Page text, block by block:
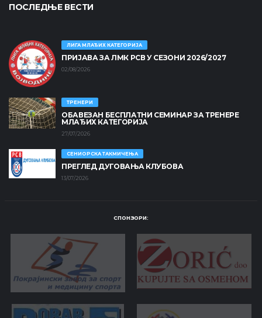
ПОСЛЕДЊЕ ВЕСТИ
ЛИГА МЛАЂИХ КАТЕГОРИЈА
ПРИЈАВА ЗА ЛМК РСВ У СЕЗОНИ 2026/2027
02/08/2026
ТРЕНЕРИ
ОБАВЕЗАН БЕСПЛАТНИ СЕМИНАР ЗА ТРЕНЕРЕ
МЛАЂИХ КАТЕГОРИЈА
27/07/2026
СЕНИОРСКА ТАКМИЧЕЊА
ПРЕГЛЕД ДУГОВАЊА КЛУБОВА
13/07/2026
СПОНЗОРИ: